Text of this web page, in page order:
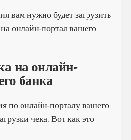
вам нужно будет загрузить
онлайн-портал вашего
на онлайн-
банка
по онлайн-порталу вашего
чека. Вот как это